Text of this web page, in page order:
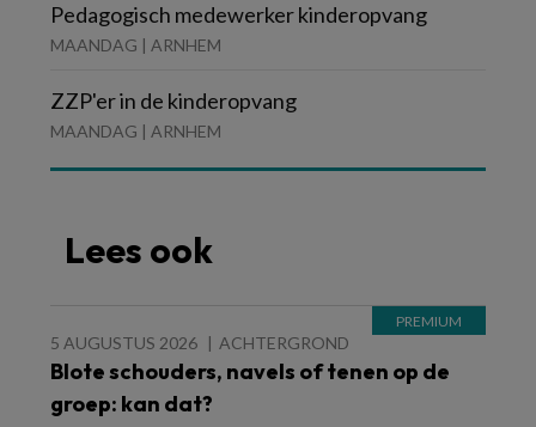
Pedagogisch medewerker kinderopvang
MAANDAG | ARNHEM
ZZP'er in de kinderopvang
MAANDAG | ARNHEM
Lees ook
5 AUGUSTUS 2026 ACHTERGROND
Blote schouders, navels of tenen op de
groep: kan dat?